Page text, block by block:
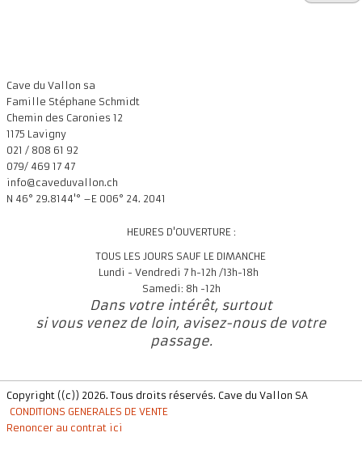
Cave du Vallon sa
Famille Stéphane Schmidt
Chemin des Caronies 12
1175 Lavigny
021 / 808 61 92
079/ 469 17 47
info@caveduvallon.ch
N 46° 29.8144'° –E 006° 24. 2041
HEURES D'OUVERTURE :
TOUS LES JOURS SAUF LE DIMANCHE
Lundi - Vendredi 7 h-12h /13h-18h
Samedi: 8h -12h
Dans votre intérêt, surtout
si vous venez de loin, avisez-nous de votre
passage.
Copyright ((c)) 2026. Tous droits réservés. Cave du Vallon SA
CONDITIONS GENERALES DE VENTE
Renoncer au contrat ici